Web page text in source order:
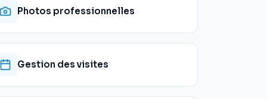
Photos professionnelles
Gestion des visites